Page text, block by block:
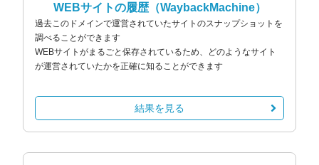
WEBサイトの履歴（WaybackMachine）
過去このドメインで運営されていたサイトのスナップショットを
調べることができます
WEBサイトがまるごと保存されているため、どのようなサイト
が運営されていたかを正確に知ることができます
結果を見る